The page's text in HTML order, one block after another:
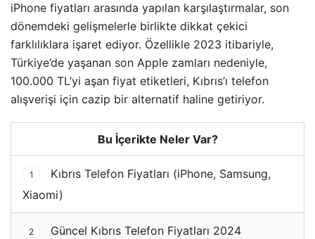
iPhone fiyatları arasında yapılan karşılaştırmalar, son
dönemdeki gelişmelerle birlikte dikkat çekici
farklılıklara işaret ediyor. Özellikle 2023 itibariyle,
Türkiye’de yaşanan son Apple zamları nedeniyle,
100.000 TL’yi aşan fiyat etiketleri, Kıbrıs’ı telefon
alışverişi için cazip bir alternatif haline getiriyor.
Bu İçerikte Neler Var?
1
Kıbrıs Telefon Fiyatları (iPhone, Samsung,
Xiaomi)
2 Güncel Kıbrıs Telefon Fiyatları 2024